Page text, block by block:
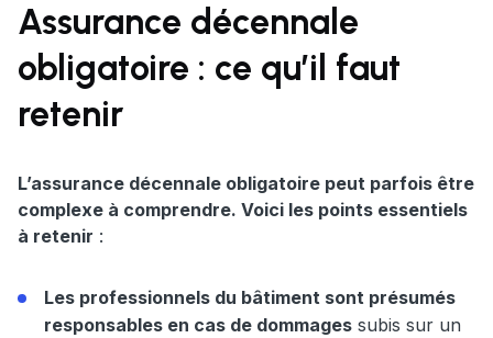
Assurance décennale
obligatoire : ce qu’il faut
retenir
L’assurance décennale obligatoire peut parfois être
complexe à comprendre. Voici les points essentiels
à retenir :
Les professionnels du bâtiment sont présumés
responsables en cas de dommages subis sur un